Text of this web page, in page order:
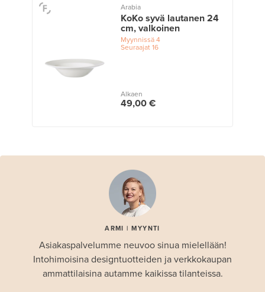
Arabia
KoKo syvä lautanen 24
cm, valkoinen
Myynnissä4
Seuraajat 16
Alkaen
49,00 €
ARMI | MYYNTI
Asiakaspalvelumme neuvoo sinua mielellään!
Intohimoisina designtuotteiden ja verkkokaupan
ammattilaisina autamme kaikissa tilanteissa.